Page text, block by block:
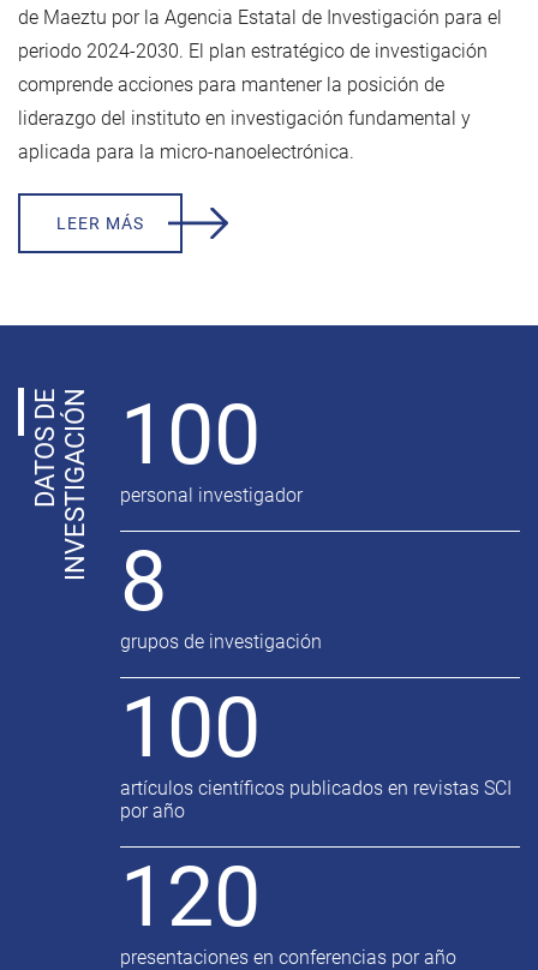
de Maeztu por la Agencia Estatal de Investigación para el
periodo 2024-2030. El plan estratégico de investigación
comprende acciones para mantener la posición de
liderazgo del instituto en investigación fundamental y
aplicada para la micro-nanoelectrónica.
LEER MÁS
D
A
T
O
S
D
E
I
N
V
E
S
T
I
G
A
C
I
ÓN 100
personal investigador
8
grupos de investigación
100
artículos científicos publicados en revistas SCI
por año
120
presentaciones en conferencias por año